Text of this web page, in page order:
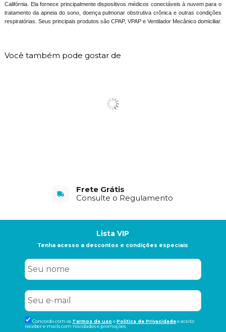
Califórnia. Ela fornece principalmente dispositivos médicos conectáveis ​​à nuvem para o
tratamento da apneia do sono, doença pulmonar obstrutiva crônica e outras condições
respiratórias. Seus principais produtos são CPAP, VPAP e Ventilador Mecânico domiciliar.
Você também pode gostar de
Frete Grátis
Consulte o Regulamento
Lista VIP
Tenha acesso a descontos e condições especiais
Concordo com os Termos de uso ePolitica de Privacidadee aceito
receber e-mails com novidades e promoções.